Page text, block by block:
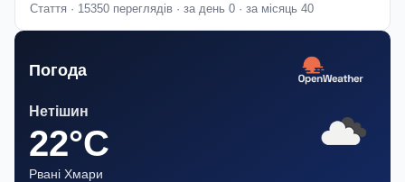
Стаття · 15350 переглядів · за день 0 · за місяць 40
Погода
Нетішин
22°C
Рвані Хмари